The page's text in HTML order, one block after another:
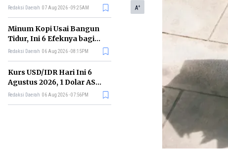
Perusahaan Terbesarnya
Redaksi Daerah 07 Aug 2026 - 09:25AM
Minum Kopi Usai Bangun
Tidur, Ini 6 Efeknya bagi
Kesehatan Tubuh
Redaksi Daerah 06 Aug 2026 - 08:15PM
Kurs USD/IDR Hari Ini 6
Agustus 2026, 1 Dolar AS
Kini Berapa Rupiah?
Redaksi Daerah 06 Aug 2026 - 07:56PM
A+